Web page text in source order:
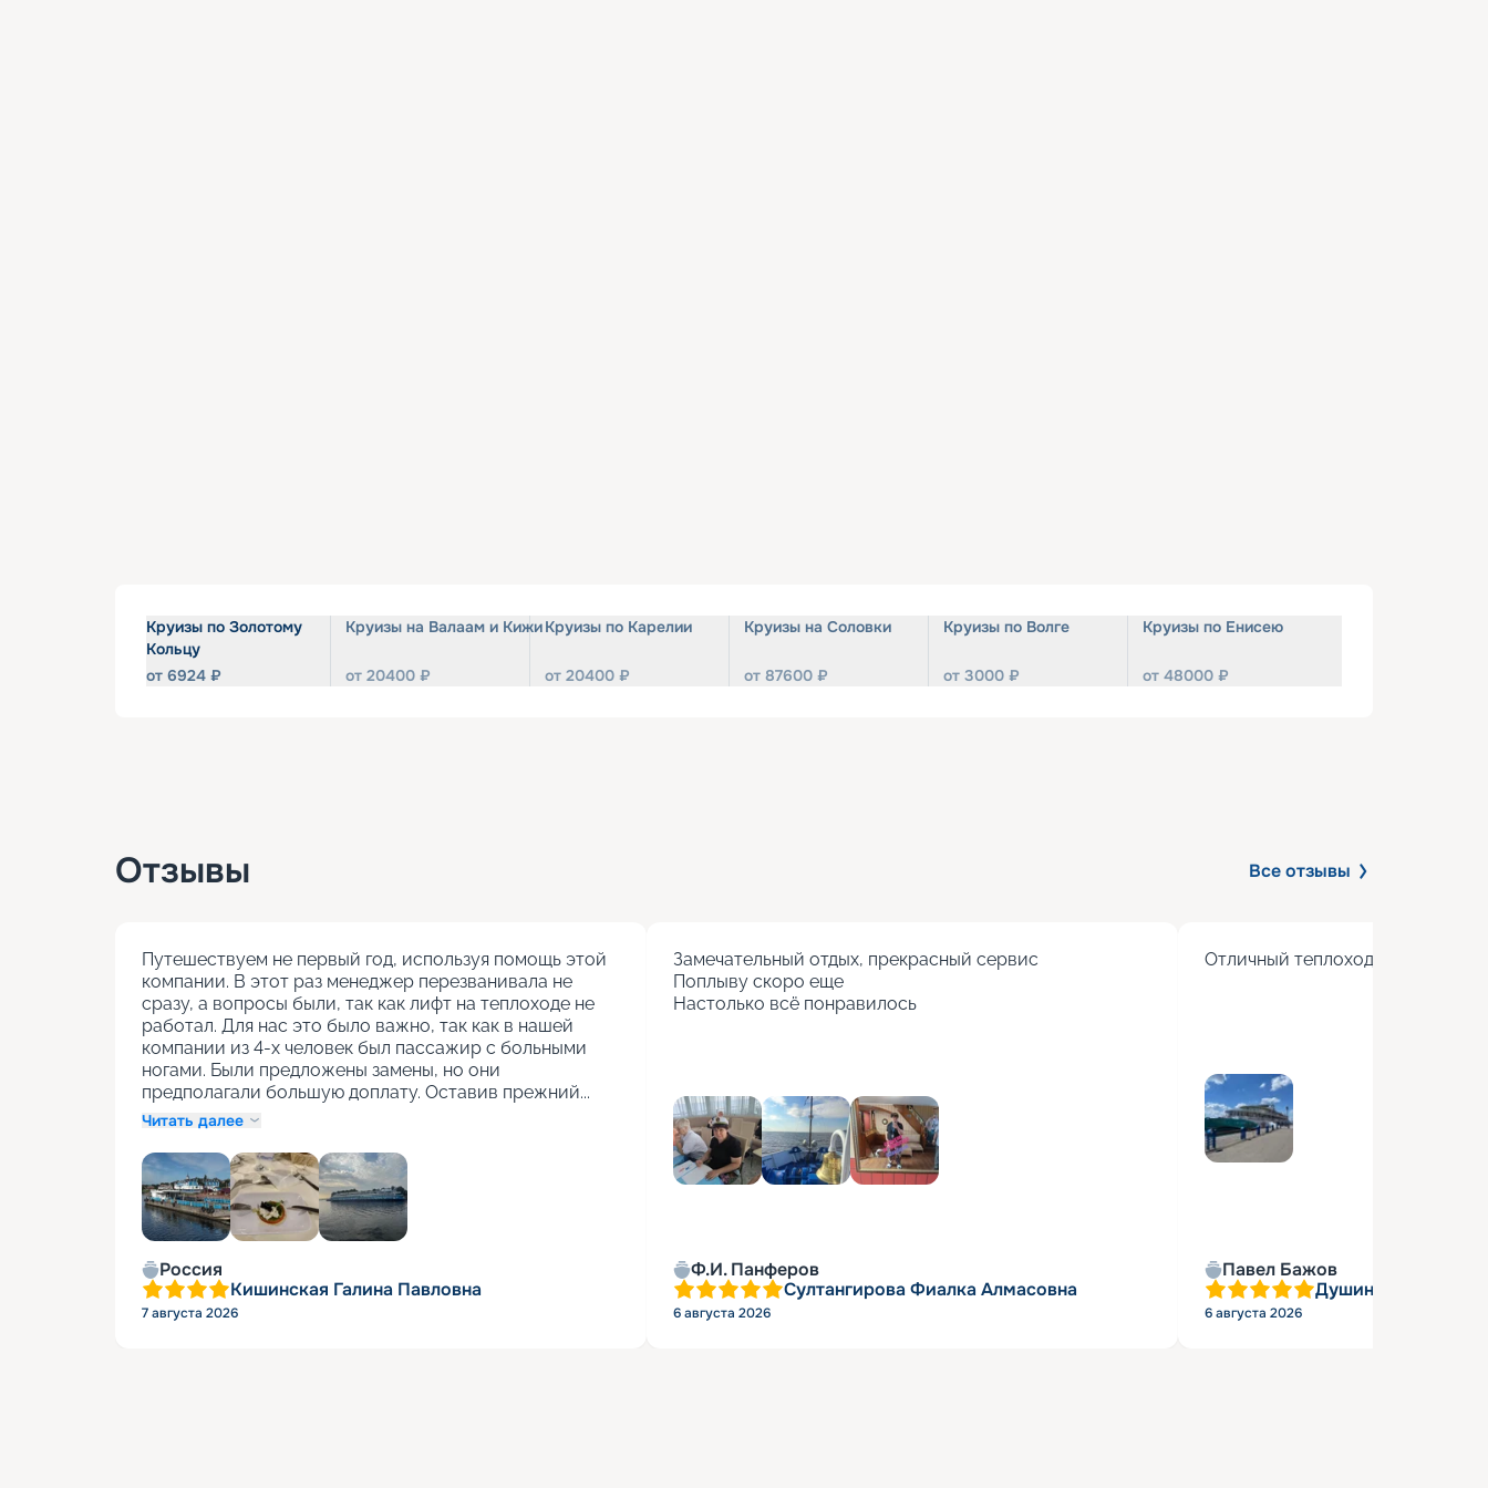
Круизы по Золотому
Кольцу
от 6924 ₽
Круизы на Валаам и Кижи
от 20400 ₽
Круизы по Карелии
от 20400 ₽
Круизы на Соловки
от 87600 ₽
Круизы по Волге
от 3000 ₽
Круизы по Енисею
от 48000 ₽
Отзывы Все отзывы
Путешествуем не первый год, используя помощь этой
компании. В этот раз менеджер перезванивала не
сразу, а вопросы были, так как лифт на теплоходе не
работал. Для нас это было важно, так как в нашей
компании из 4-х человек был пассажир с больными
ногами. Были предложены замены, но они
предполагали большую доплату. Оставив прежний...
Читать далее
Россия
Кишинская Галина Павловна
7 августа 2026
Замечательный отдых, прекрасный сервис
Поплыву скоро еще
Настолько всё понравилось
Ф.И. Панферов
Султангирова Фиалка Алмасовна
6 августа 2026
Отличный теплоход с хорошим
Павел Бажов
Душин Александр
6 августа 2026